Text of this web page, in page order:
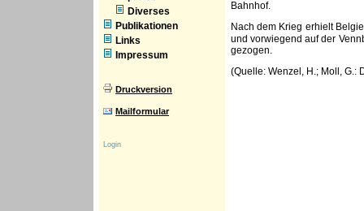
Diverses
Publikationen
Links
Impressum
Druckversion
Mailformular
Login
Bahnhof.
Nach dem Krieg erhielt
und vorwiegend auf der
gezogen.
(Quelle: Wenzel, H.; Moll, G.: